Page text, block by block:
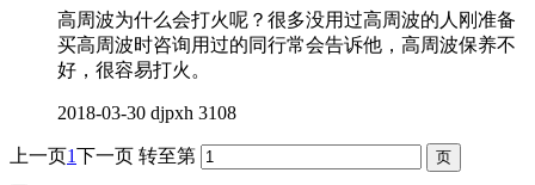
高周波为什么会打火呢？很多没用过高周波的人刚准备
买高周波时咨询用过的同行常会告诉他，高周波保养不
好，很容易打火。
2018-03-30 djpxh 3108
上一页1下一页 转至第